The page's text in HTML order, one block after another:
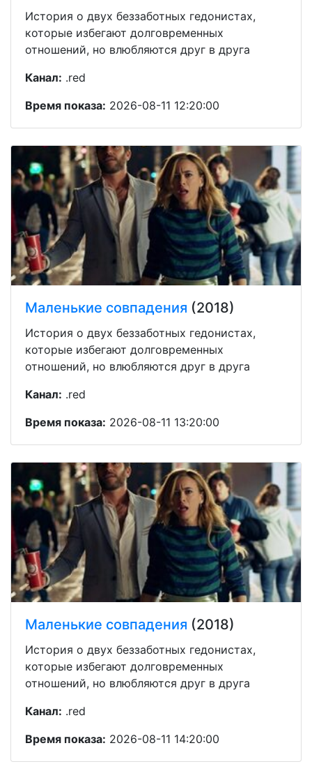
История о двух беззаботных гедонистах,
которые избегают долговременных
отношений, но влюбляются друг в друга
Канал: .red
Время показа: 2026-08-11 12:20:00
Маленькие совпадения (2018)
История о двух беззаботных гедонистах,
которые избегают долговременных
отношений, но влюбляются друг в друга
Канал: .red
Время показа: 2026-08-11 13:20:00
Маленькие совпадения (2018)
История о двух беззаботных гедонистах,
которые избегают долговременных
отношений, но влюбляются друг в друга
Канал: .red
Время показа: 2026-08-11 14:20:00